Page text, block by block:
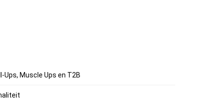
Muscle Ups en T2B